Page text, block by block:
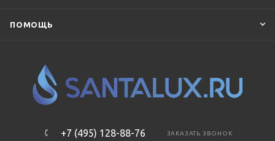
ПОМОЩЬ
+7 (495) 128-88-76 ЗАКАЗАТЬ ЗВОНОК